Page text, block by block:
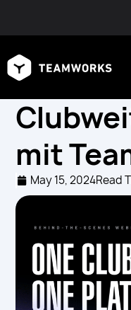
mit
May 15, 2024Read